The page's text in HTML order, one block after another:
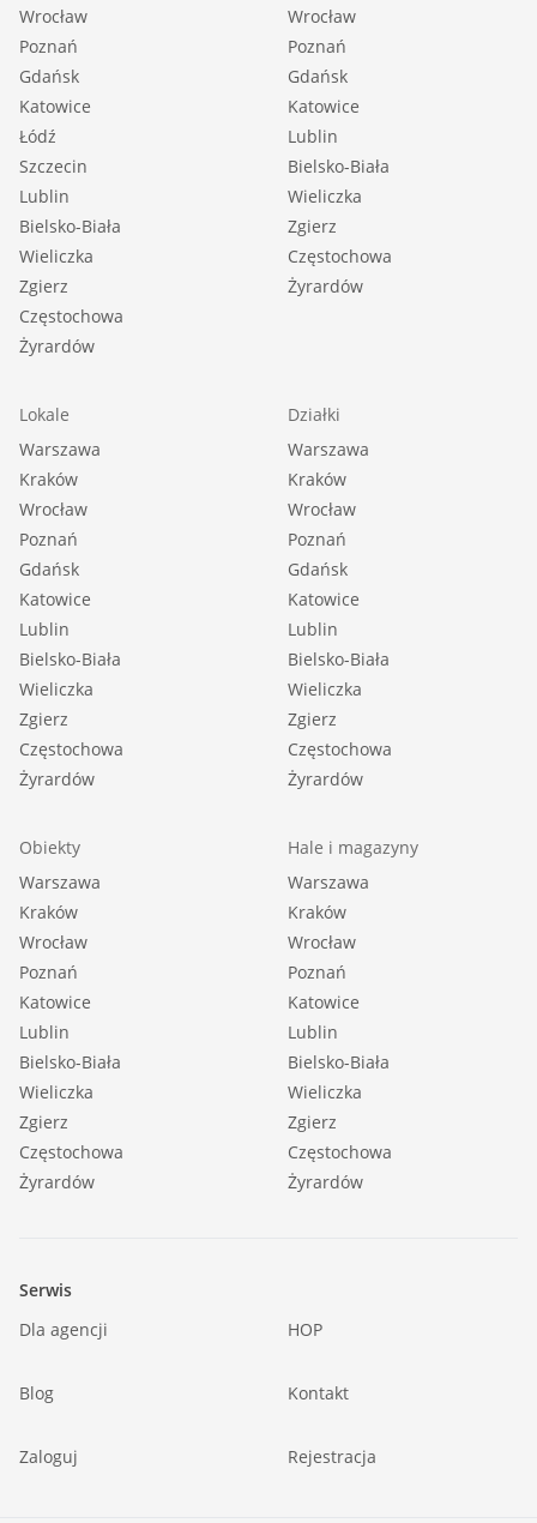
Wrocław
Poznań
Gdańsk
Katowice
Łódź
Szczecin
Lublin
Bielsko-Biała
Wieliczka
Zgierz
Częstochowa
Żyrardów
Wrocław
Poznań
Gdańsk
Katowice
Lublin
Bielsko-Biała
Wieliczka
Zgierz
Częstochowa
Żyrardów
Lokale
Warszawa
Kraków
Wrocław
Poznań
Gdańsk
Katowice
Lublin
Bielsko-Biała
Wieliczka
Zgierz
Częstochowa
Żyrardów
Działki
Warszawa
Kraków
Wrocław
Poznań
Gdańsk
Katowice
Lublin
Bielsko-Biała
Wieliczka
Zgierz
Częstochowa
Żyrardów
Obiekty
Warszawa
Kraków
Wrocław
Poznań
Katowice
Lublin
Bielsko-Biała
Wieliczka
Zgierz
Częstochowa
Żyrardów
Hale i magazyny
Warszawa
Kraków
Wrocław
Poznań
Katowice
Lublin
Bielsko-Biała
Wieliczka
Zgierz
Częstochowa
Żyrardów
Serwis
Dla agencji
HOP
Blog Kontakt
Zaloguj Rejestracja